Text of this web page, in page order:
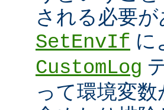
される必要
SetEnvIf に
CustomLog
って環境変